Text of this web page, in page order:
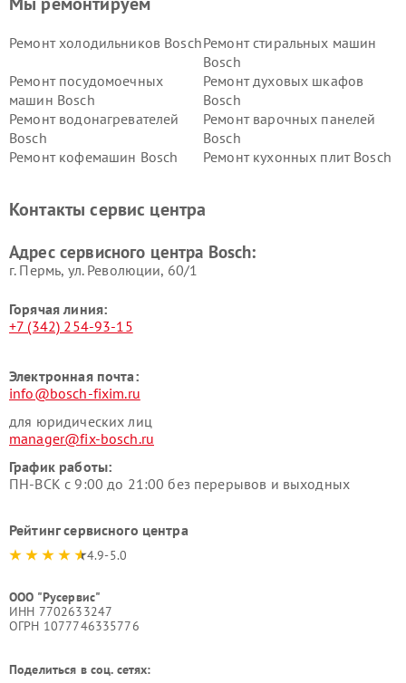
Ремонт холодильников BoschРемонт стиральных машин
Bosch
Ремонт посудомоечных
машин Bosch
Ремонт духовых шкафов
Bosch
Ремонт водонагревателей
Bosch
Ремонт варочных панелей
Bosch
Ремонт кофемашин Bosch
Ремонт кухонных плит Bosch
Ремонт сушильных автоматовРемонт морозильных камер
Контакты сервис центра
Адрес сервисного центра Bosch:
г. Пермь, ул. ​Революции, 60/1
Горячая линия:
+7 (342) 254-93-15
Электронная почта:
info@bosch-fixim.ru
для юридических лиц
manager@fix-bosch.ru
График работы:
ПН-ВСК с 9:00 до 21:00 без перерывов и выходных
Рейтинг сервисного центра
4.9-5.0
ООО "Русервис"
ИНН 7702633247
ОГРН 1077746335776
Поделиться в соц. сетях: